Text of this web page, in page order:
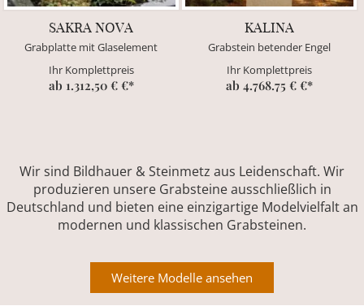
SAKRA NOVA
Grabplatte mit Glaselement
Ihr Komplettpreis
ab 1.312,50 € €*
KALINA
Grabstein betender Engel
Ihr Komplettpreis
ab 4.768.75 € €*
Wir sind Bildhauer & Steinmetz aus Leidenschaft. Wir
produzieren unsere Grabsteine ausschließlich in
Deutschland und bieten eine einzigartige Modelvielfalt an
modernen und klassischen Grabsteinen.
Weitere Modelle ansehen